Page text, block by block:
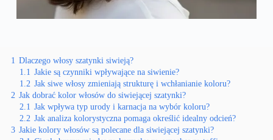
1 Dlaczego włosy szatynki siwieją?
1.1 Jakie są czynniki wpływające na siwienie?
1.2 Jak siwe włosy zmieniają strukturę i wchłanianie koloru?
2 Jak dobrać kolor włosów do siwiejącej szatynki?
2.1 Jak wpływa typ urody i karnacja na wybór koloru?
2.2 Jak analiza kolorystyczna pomaga określić idealny odcień?
3 Jakie kolory włosów są polecane dla siwiejącej szatynki?